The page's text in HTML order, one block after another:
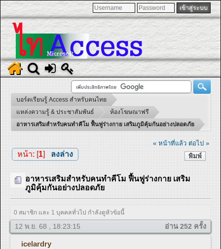
บอร์ดเรียนรู้ Access สำหรับคนไทย
แหล่งความรู้ & ประชาสัมพันธ์
ห้องโฆษณาฟรี
อาหารเสริมสำหรับคนทำคีโม ฟื้นฟูร่างกาย เสริมภูมิคุ้มกันอย่างปลอดภัย
« หน้าที่แล้ว ต่อไป »
พิมพ์
หน้า: [1] ลงล่าง
อาหารเสริมสำหรับคนทำคีโม ฟื้นฟูร่างกาย เสริม
ภูมิคุ้มกันอย่างปลอดภัย
0 สมาชิก และ 1 บุคคลทั่วไป กำลังดูหัวข้อนี้
12 พ.ย. 68 , 18:23:15 อ่าน 252 ครั้ง
icelardry